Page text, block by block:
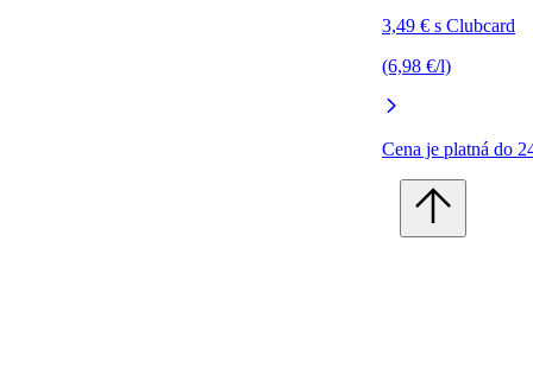
3,49 € s Clubcard
(6,98 €/l)
Cena je platná do